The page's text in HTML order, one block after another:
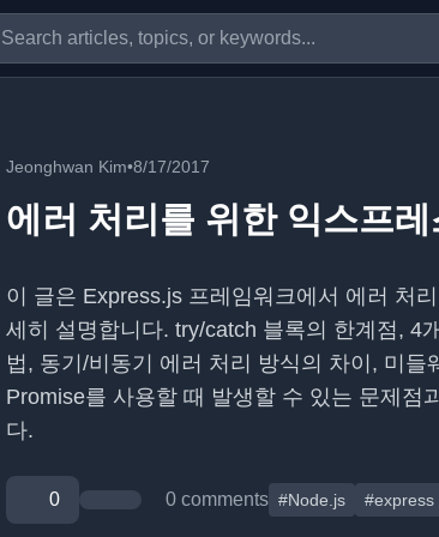
Jeonghwan Kim•8/17/2017
에러 처리를 위한 익스프
이 글은 Express.js 프레임워크에서 에러 처
세히 설명합니다. try/catch 블록의 한계점, 4
법, 동기/비동기 에러 처리 방식의 차이, 미
Promise를 사용할 때 발생할 수 있는 문제점
다.
0 0 comments #Node.js #express